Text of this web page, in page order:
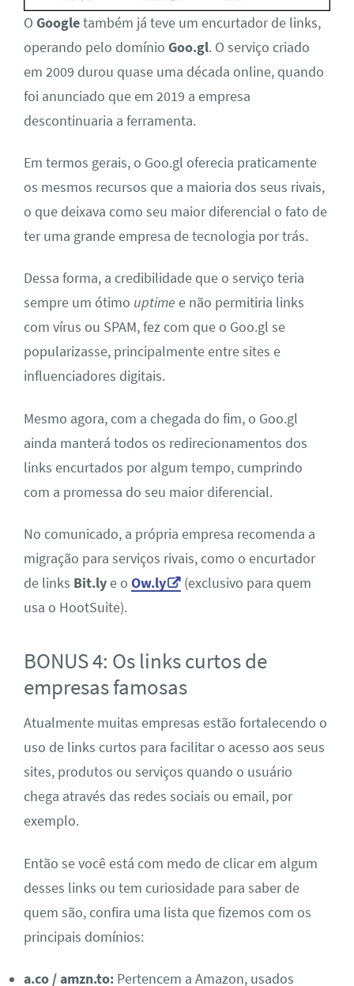
O Googletambém já teve um encurtador de links,
operando pelo domínio Goo.gl. O serviço criado
em 2009 durou quase uma década online, quando
foi anunciado que em 2019 a empresa
descontinuaria a ferramenta.
Em termos gerais, o Goo.gl oferecia praticamente
os mesmos recursos que a maioria dos seus rivais,
o que deixava como seu maior diferencial o fato de
ter uma grande empresa de tecnologia por trás.
Dessa forma, a credibilidade que o serviço teria
sempre um ótimo uptime e não permitiria links
com vírus ou SPAM, fez com que o Goo.gl se
popularizasse, principalmente entre sites e
influenciadores digitais.
Mesmo agora, com a chegada do fim, o Goo.gl
ainda manterá todos os redirecionamentos dos
links encurtados por algum tempo, cumprindo
com a promessa do seu maior diferencial.
No comunicado, a própria empresa recomenda a
migração para serviços rivais, como o encurtador
de links Bit.lye o Ow.ly
(exclusivo para quem
usa o HootSuite).
BONUS 4: Os links curtos de
empresas famosas
Atualmente muitas empresas estão fortalecendo o
uso de links curtos para facilitar o acesso aos seus
sites, produtos ou serviços quando o usuário
chega através das redes sociais ou email, por
exemplo.
Então se você está com medo de clicar em algum
desses links ou tem curiosidade para saber de
quem são, confira uma lista que fizemos com os
principais domínios:
a.co / amzn.to: Pertencem a Amazon, usados